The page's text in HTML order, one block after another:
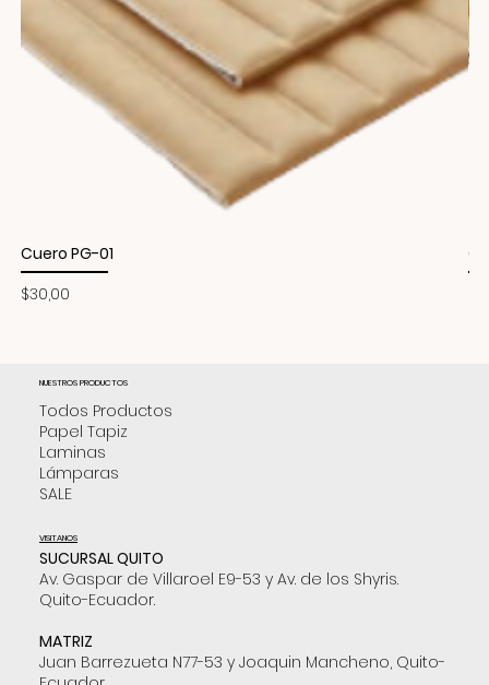
Cuero PG-01
Precio
$30,00
NUESTROS PRODUCTOS
Todos Productos
Papel Tapiz
Laminas
Lámparas
SALE
VISITANOS
SUCURSAL QUITO
Av. Gaspar de Villaroel E9-53 y Av. de los Shyris.
Quito-Ecuador.
MATRIZ
Juan Barrezueta N77-53 y Joaquin Mancheno, Quito-